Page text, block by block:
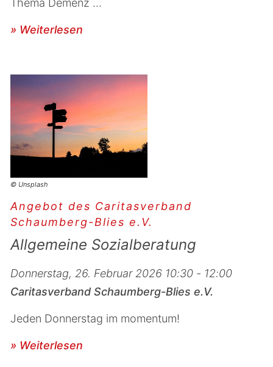
Thema Demenz ...
» Weiterlesen
© Unsplash
Angebot des Caritasverband
Schaumberg-Blies e.V.
Allgemeine Sozialberatung
Donnerstag, 26. Februar 2026 10:30 - 12:00
Caritasverband Schaumberg-Blies e.V.
Jeden Donnerstag im momentum!
» Weiterlesen